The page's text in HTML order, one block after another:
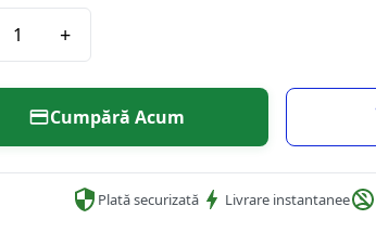
+
Cumpără Acum
Plată securizată Livrare instantanee